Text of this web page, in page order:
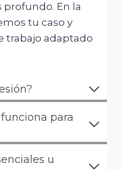
En la
tu caso y
trabajo adaptado
para
u